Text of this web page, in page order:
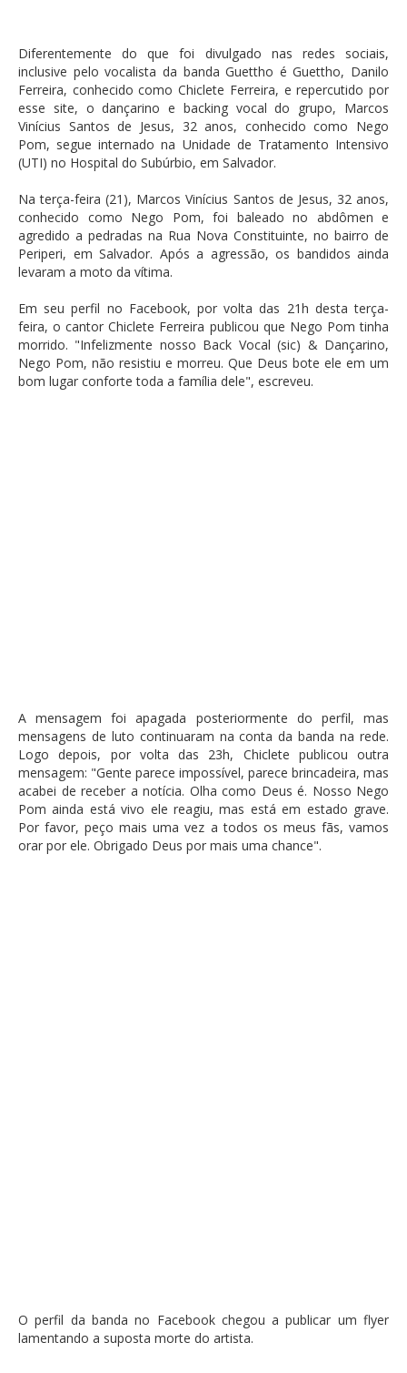
Diferentemente do que foi divulgado nas redes sociais,
inclusive pelo vocalista da banda Guettho é Guettho, Danilo
Ferreira, conhecido como Chiclete Ferreira, e repercutido por
esse site, o dançarino e backing vocal do grupo, Marcos
Vinícius Santos de Jesus, 32 anos, conhecido como Nego
Pom, segue internado na Unidade de Tratamento Intensivo
(UTI) no Hospital do Subúrbio, em Salvador.
Na terça-feira (21), Marcos Vinícius Santos de Jesus, 32 anos,
conhecido como Nego Pom, foi baleado no abdômen e
agredido a pedradas na Rua Nova Constituinte, no bairro de
Periperi, em Salvador. Após a agressão, os bandidos ainda
levaram a moto da vítima.
Em seu perfil no Facebook, por volta das 21h desta terça-
feira, o cantor Chiclete Ferreira publicou que Nego Pom tinha
morrido. "Infelizmente nosso Back Vocal (sic) & Dançarino,
Nego Pom, não resistiu e morreu. Que Deus bote ele em um
bom lugar conforte toda a família dele", escreveu.
A mensagem foi apagada posteriormente do perfil, mas
mensagens de luto continuaram na conta da banda na rede.
Logo depois, por volta das 23h, Chiclete publicou outra
mensagem: "Gente parece impossível, parece brincadeira, mas
acabei de receber a notícia. Olha como Deus é. Nosso Nego
Pom ainda está vivo ele reagiu, mas está em estado grave.
Por favor, peço mais uma vez a todos os meus fãs, vamos
orar por ele. Obrigado Deus por mais uma chance".
O perfil da banda no Facebook chegou a publicar um flyer
lamentando a suposta morte do artista.